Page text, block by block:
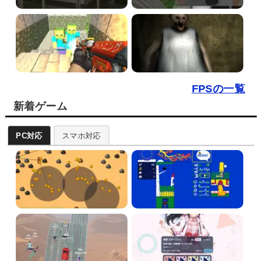
FPSの一覧
新着ゲーム
PC対応 スマホ対応